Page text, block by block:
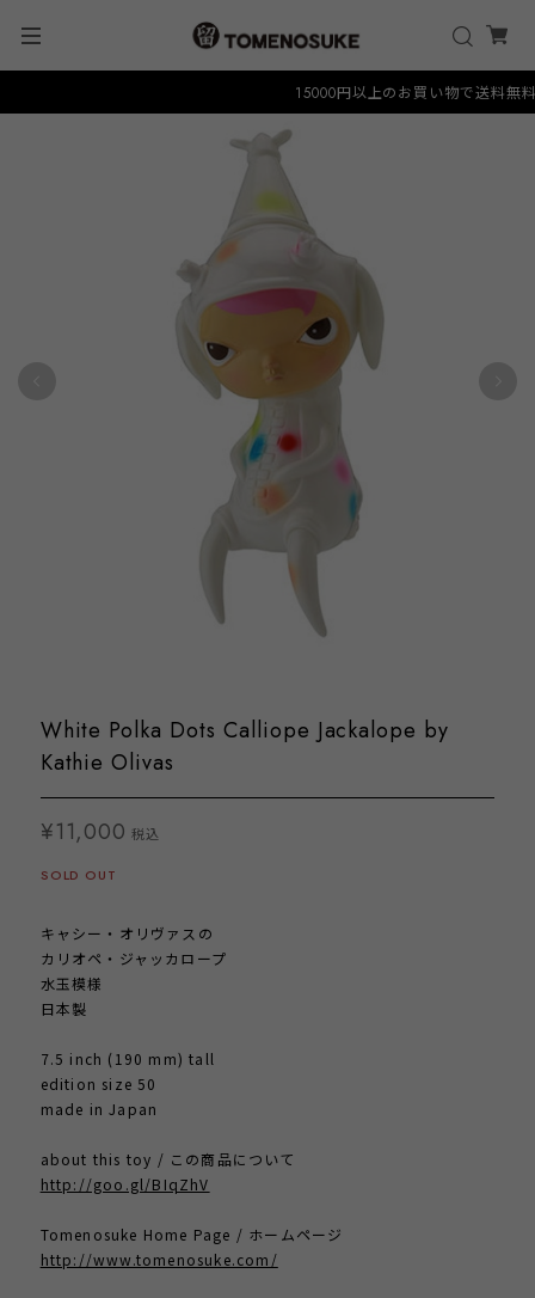
15000円以上のお買い物で送料無料
White Polka Dots Calliope Jackalope by
Kathie Olivas
¥11,000 税込
SOLD OUT
キャシー・オリヴァスの
カリオペ・ジャッカロープ
水玉模様
日本製
7.5 inch (190 mm) tall
edition size 50
made in Japan
about this toy / この商品について
http://goo.gl/BIqZhV
Tomenosuke Home Page / ホームページ
http://www.tomenosuke.com/